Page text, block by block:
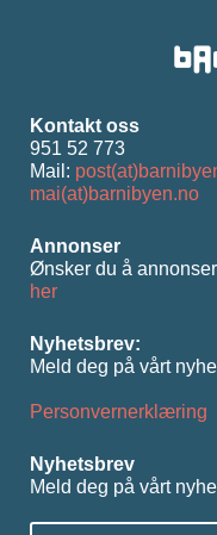
Kontakt oss
951 52 773
Mail:
mai(at)barnibyen.no
Annonser
Ønsker du å
her
Nyhetsbrev:
Meld deg på vårt
Personvernerklæring
Nyhetsbrev
Meld deg på vårt